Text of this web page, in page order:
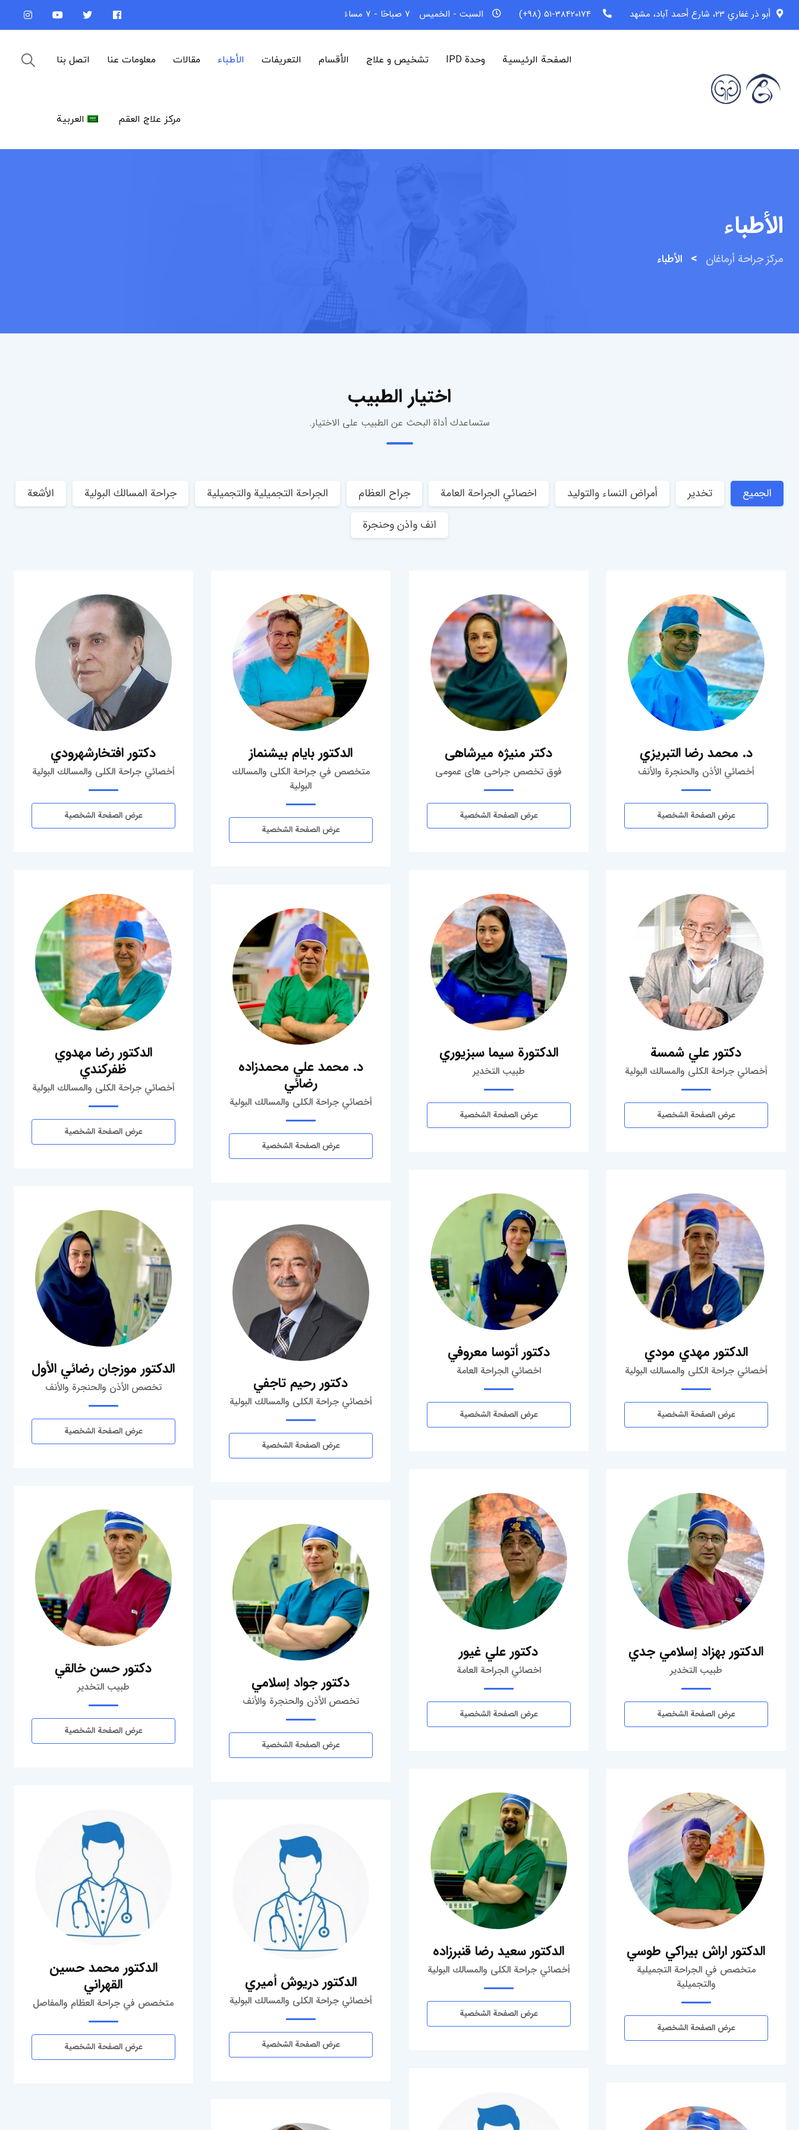
أبو ذر غفاري 23، شارع أحمد آباد، مشهد 51-38420174 (98+) السبت - الخميس
الصفحة الرئيسية وحدة IPD تشخیص و علاج الأقسام التعريفات الأطباء مقالات معلومات عنا اتصل بنا
مركز علاج العقم العربية
الأطباء
مركز جراحة أرماغان > الأطباء
اختيار الطبيب
ستساعدك أداة البحث عن الطبيب على الاختيار.
الجميع تخدير أمراض النساء والتوليد اخصائي الجراحة العامة جراح العظام الجراحة التجميلية والتجميلية جراحة المسالك البولية
الأشعة
انف واذن وحنجرة
د. محمد رضا التبريزي
أخصائي الأذن والحنجرة والأنف
عرض الصفحة الشخصية
دکتر منیژه میرشاهی
فوق تخصص جراحی های عمومی
عرض الصفحة الشخصية
الدكتور بايام بيشنماز
متخصص في جراحة الكلى والمسالك
البولية
عرض الصفحة الشخصية
دكتور افتخارشهرودي
أخصائي جراحة الكلى والمسالك البولية
عرض الصفحة الشخصية
دكتور علي شمسة
أخصائي جراحة الكلى والمسالك البولية
عرض الصفحة الشخصية
الدكتورة سيما سبزيوري
طبيب التخدير
عرض الصفحة الشخصية
الدكتور رضا مهدوي
ظفركندي
أخصائي جراحة الكلى والمسالك البولية
عرض الصفحة الشخصية
د. محمد علي محمدزاده
رضائي
أخصائي جراحة الكلى والمسالك البولية
عرض الصفحة الشخصية
الدكتور مهدي مودي
أخصائي جراحة الكلى والمسالك البولية
عرض الصفحة الشخصية
دكتور أتوسا معروفي
اخصائي الجراحة العامة
عرض الصفحة الشخصية
الدكتور موزجان رضائي الأول
تخصص الأذن والحنجرة والأنف
عرض الصفحة الشخصية
دكتور رحيم تاجفي
أخصائي جراحة الكلى والمسالك البولية
عرض الصفحة الشخصية
الدكتور بهزاد إسلامي جدي
طبيب التخدير
عرض الصفحة الشخصية
دكتور علي غيور
اخصائي الجراحة العامة
عرض الصفحة الشخصية
دكتور حسن خالقي
طبيب التخدير
عرض الصفحة الشخصية
دكتور جواد إسلامي
تخصص الأذن والحنجرة والأنف
عرض الصفحة الشخصية
الدكتور اراش بيراكي طوسي
متخصص في الجراحة التجميلية
والتجميلية
عرض الصفحة الشخصية
الدكتور سعيد رضا قنبرزاده
أخصائي جراحة الكلى والمسالك البولية
عرض الصفحة الشخصية
الدكتور محمد حسين
القهراني
متخصص في جراحة العظام والمفاصل
عرض الصفحة الشخصية
الدكتور دريوش أميري
أخصائي جراحة الكلى والمسالك البولية
عرض الصفحة الشخصية